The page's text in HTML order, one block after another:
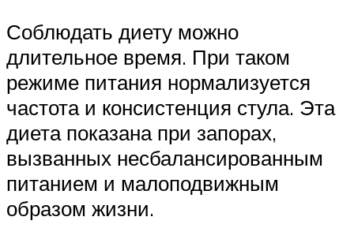
Соблюдать диету можно
длительное время. При таком
режиме питания нормализуется
частота и консистенция стула. Эта
диета показана при запорах,
вызванных несбалансированным
питанием и малоподвижным
образом жизни.